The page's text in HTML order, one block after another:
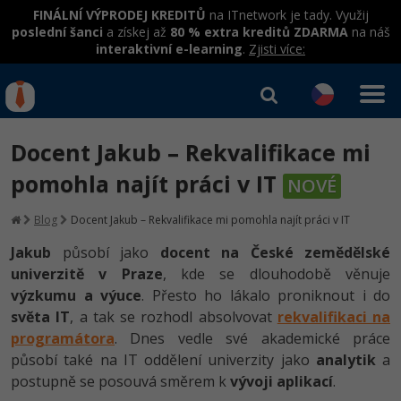
FINÁLNÍ VÝPRODEJ KREDITŮ na ITnetwork je tady. Využij
poslední šanci a získej až 80 % extra kreditů ZDARMAna náš
interaktivní e-learning. Zjisti více:
Rekvalifikace a kurzy
hrazené úřadem práce
Workshopy zdarma
Umělá inteligence v praxi
Datová analýza v praxi
Školení
Základy programování
Objektové programování - OOP
Umělá inteligence
Školení dle technologií
C# .NET
Java
IT e-learning
Kurzy IT profesí
Junior programátor
Programátor WWW aplikací
Senior programátor
Front-end developer
Kurzy programování
Jak začít?
Java -80%
C#.NET -80%
Kurzy e-commerce
Testování softwaru
Datová analýza
Kurzy designu
HTML/CSS -80%
Kariéra
Pro firmy
Přihlásit se |Registrovat
Docent Jakub – Rekvalifikace mi
pomohla najít práci v IT NOVÉ
Blog Docent Jakub – Rekvalifikace mi pomohla najít práci v IT
Jakub působí jako docent na České zemědělské
univerzitě v Praze, kde se dlouhodobě věnuje
výzkumu a výuce. Přesto ho lákalo proniknout i do
světa IT, a tak se rozhodl absolvovat rekvalifikaci na
programátora. Dnes vedle své akademické práce
působí také na IT oddělení univerzity jako analytika
postupně se posouvá směrem kvývoji aplikací.